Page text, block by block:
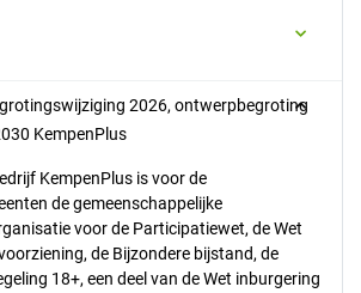
2026, ontwerpbegroting
KempenPlus
KempenPlus is voor de
de gemeenschappelijke
voor de Participatiewet, de Wet
de Bijzondere bijstand, de
18+, een deel van de Wet inburgering